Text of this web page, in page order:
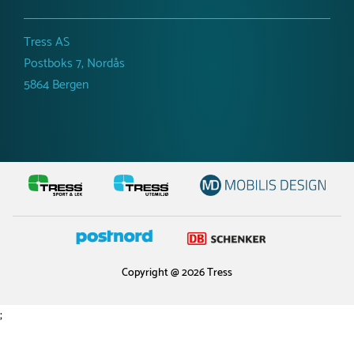
Tress AS
Postboks 7, Nordås
5864 Bergen
Copyright @ 2026 Tress
;